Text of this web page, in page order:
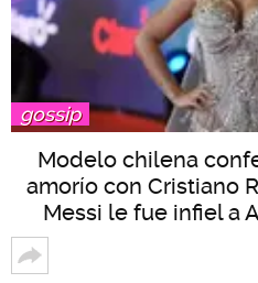
gossip
Modelo chilena
amorío con Cristiano
Messi le fue infiel a